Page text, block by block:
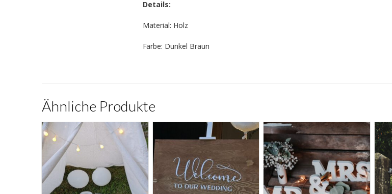
Details:
Material: Holz
Farbe: Dunkel Braun
Ähnliche Produkte